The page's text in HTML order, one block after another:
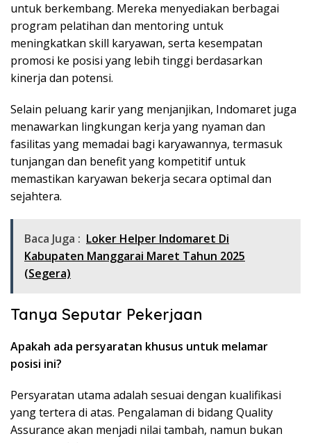
untuk berkembang. Mereka menyediakan berbagai
program pelatihan dan mentoring untuk
meningkatkan skill karyawan, serta kesempatan
promosi ke posisi yang lebih tinggi berdasarkan
kinerja dan potensi.
Selain peluang karir yang menjanjikan, Indomaret juga
menawarkan lingkungan kerja yang nyaman dan
fasilitas yang memadai bagi karyawannya, termasuk
tunjangan dan benefit yang kompetitif untuk
memastikan karyawan bekerja secara optimal dan
sejahtera.
Baca Juga : Loker Helper Indomaret Di
Kabupaten Manggarai Maret Tahun 2025
(Segera)
Tanya Seputar Pekerjaan
Apakah ada persyaratan khusus untuk melamar
posisi ini?
Persyaratan utama adalah sesuai dengan kualifikasi
yang tertera di atas. Pengalaman di bidang Quality
Assurance akan menjadi nilai tambah, namun bukan